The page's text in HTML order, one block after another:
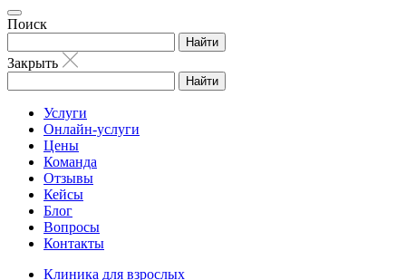
Поиск
Найти
Закрыть
Найти
Услуги
Онлайн-услуги
Цены
Команда
Отзывы
Кейсы
Блог
Вопросы
Контакты
Клиника для взрослых